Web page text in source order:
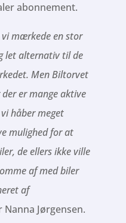
abonnement.
mærkede en stor
let alternativ til de
Men Biltorvet
er mange aktive
håber meget
mulighed for at
de ellers ikke ville
af med biler
af
Jørgensen.